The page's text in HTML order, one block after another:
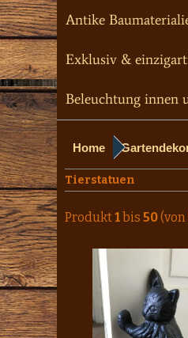
Antike
Exklusiv &
Beleuchtung innen
Home
Tierstatuen
Produkt1bis 50(von